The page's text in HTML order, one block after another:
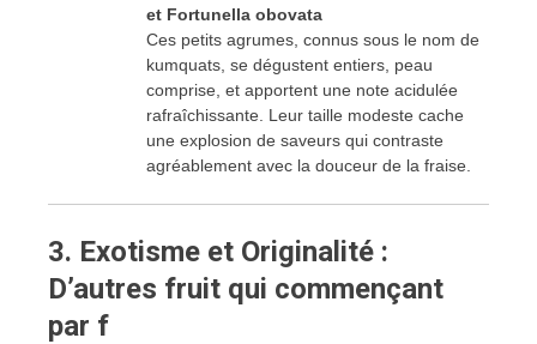
et Fortunella obovata
Ces petits agrumes, connus sous le nom de
kumquats, se dégustent entiers, peau
comprise, et apportent une note acidulée
rafraîchissante. Leur taille modeste cache
une explosion de saveurs qui contraste
agréablement avec la douceur de la fraise.
3. Exotisme et Originalité :
D’autres fruit qui commençant
par f